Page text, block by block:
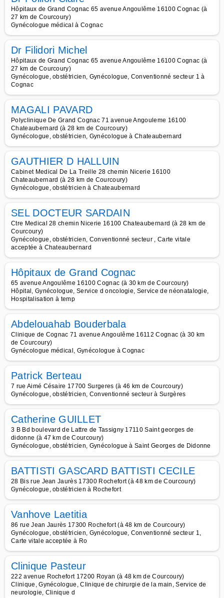
Hôpitaux de Grand Cognac 65 avenue Angoulême 16100 Cognac (à
27 km de Courcoury)
Gynécologue médical à Cognac
Dr Filidori Michel
Hôpitaux de Grand Cognac 65 avenue Angoulême 16100 Cognac (à
27 km de Courcoury)
Gynécologue, obstétricien, Gynécologue, Conventionné secteur 1 à
Cognac
MAGALI PAVARD
Polyclinique De Grand Cognac 71 avenue Angouleme 16100
Chateaubernard (à 28 km de Courcoury)
Gynécologue, obstétricien, Gynécologue à Chateaubernard
GAUTHIER D HALLUIN
Cabinet Medical De La Treille 28 chemin Nicerie 16100
Chateaubernard (à 28 km de Courcoury)
Gynécologue, obstétricien à Chateaubernard
SEL DOCTEUR SARDAIN
Ctre Medical 28 chemin Nicerie 16100 Chateaubernard (à 28 km de
Courcoury)
Gynécologue, obstétricien, Conventionné secteur , Carte vitale
acceptée à Chateaubernard
Hôpitaux de Grand Cognac
65 avenue Angoulême 16100 Cognac (à 30 km de Courcoury)
Hôpital, Gynécologue, Service d oncologie, Service de néonatalogie,
Hospitalisation à temp
Abdelouahab Bouderbala
Clinique de Cognac 71 avenue Angoulême 16112 Cognac (à 30 km
de Courcoury)
Gynécologue médical, Gynécologue à Cognac
Patrick Berteau
7 rue Aimé Césaire 17700 Surgeres (à 46 km de Courcoury)
Gynécologue, obstétricien, Conventionné secteur à Surgères
Catherine GUILLET
3 B Bd boulevard de Lattre de Tassigny 17110 Saint georges de
didonne (à 47 km de Courcoury)
Gynécologue, obstétricien, Gynécologue à Saint Georges de Didonne
BATTISTI GASCARD BATTISTI CECILE
28 Bis rue Jean Jaurès 17300 Rochefort (à 48 km de Courcoury)
Gynécologue, obstétricien à Rochefort
Vanhove Laetitia
86 rue Jean Jaurès 17300 Rochefort (à 48 km de Courcoury)
Gynécologue, obstétricien, Gynécologue, Conventionné secteur 1,
Carte vitale acceptée à Ro
Clinique Pasteur
222 avenue Rochefort 17200 Royan (à 48 km de Courcoury)
Clinique, Gynécologue, Clinique de chirurgie de la main, Service de
neurologie, Clinique d